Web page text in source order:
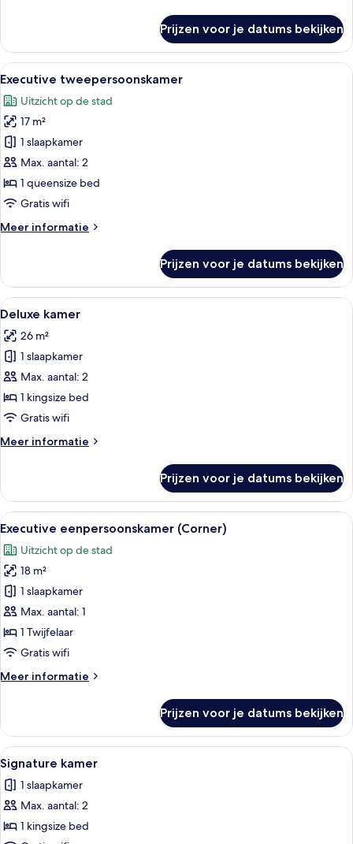
eenpersoonskamer
Prijzen voor je datums bekijken
Alle
foto's
voor
Executive
tweepersoonskamer
laden
Een moderne hotelkamer met een
13
Executive tweepersoonskamer
Uitzicht op de stad
17 m²
1 slaapkamer
Max. aantal: 2
1 queensize bed
Gratis wifi
Meer informatie
Meer
tweepersoonskamer
Prijzen voor je datums bekijken
Alle
foto's
voor
Deluxe
kamer
laden
Een moderne hotelkamer met een
11
Deluxe kamer
26 m²
1 slaapkamer
Max. aantal: 2
1 kingsize bed
Gratis wifi
Meer informatie
Meer
kamer
Prijzen voor je datums bekijken
Alle
foto's
voor
Executive
eenpersoonskamer
(Corner)
laden
Een moderne kantoorruimte met
10
Executive eenpersoonskamer (Corner)
Uitzicht op de stad
18 m²
1 slaapkamer
Max. aantal: 1
1 Twijfelaar
Gratis wifi
Meer informatie
Meer
eenpersoonskamer
(Corner)
Prijzen voor je datums bekijken
Alle
foto's
voor
Signature
kamer
Een hotelkamer met een bed, twee
26
Signature kamer
1 slaapkamer
Max. aantal: 2
1 kingsize bed